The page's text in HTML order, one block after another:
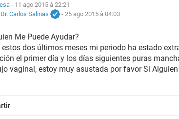
- 11 ago 2015 à 22:21
Dr. Carlos Salinas
- 25 ago 2015 à 04:03
Me Puede Ayudar?
estos dos últimos meses mi periodo ha estado
el primer día y los días siguientes puras
vaginal, estoy muy asustada por favor Si Alguien